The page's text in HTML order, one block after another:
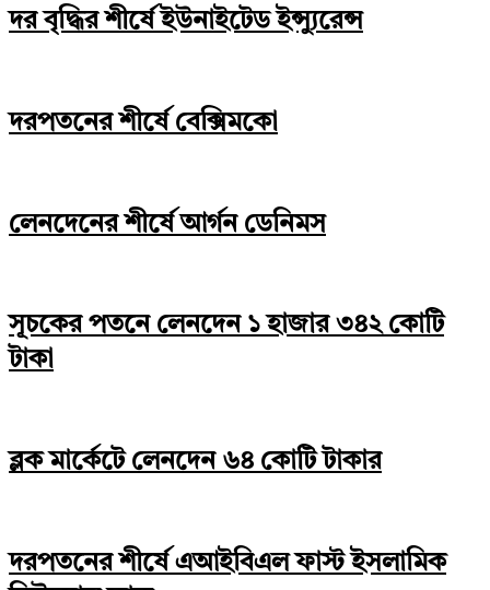
দর বৃদ্ধির শীর্ষে ইউনাইটেড ইন্স্যুরেন্স
দরপতনের শীর্ষে বেক্সিমকো
লেনদেনের শীর্ষে আর্গন ডেনিমস
সূচকের পতনে লেনদেন ১ হাজার ৩৪২ কোটি
টাকা
ব্লক মার্কেটে লেনদেন ৬৪ কোটি টাকার
দরপতনের শীর্ষে এআইবিএল ফাস্ট ইসলামিক